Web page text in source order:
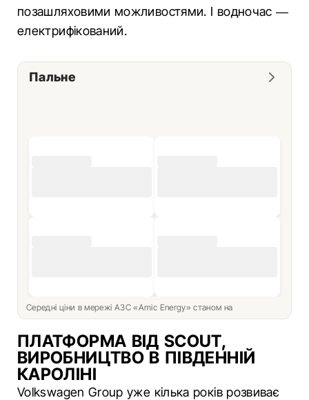
позашляховими можливостями. І водночас —
електрифікований.
Пальне
Середні ціни в мережі АЗС «Amic Energy» станом на
ПЛАТФОРМА ВІД SCOUT,
ВИРОБНИЦТВО В ПІВДЕННІЙ
КАРОЛІНІ
Volkswagen Group уже кілька років розвиває